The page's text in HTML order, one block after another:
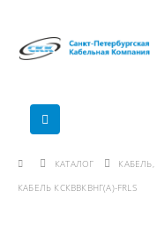
КАТАЛОГ КАБЕЛЬ,
КАБЕЛЬ КСКВВКВНГ(А)-FRLS